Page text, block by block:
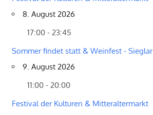
8. August 2026
17:00 - 23:45
Sommer findet statt & Weinfest - Sieglar
9. August 2026
11:00 - 20:00
Festival der Kulturen & Mitteraltermarkt